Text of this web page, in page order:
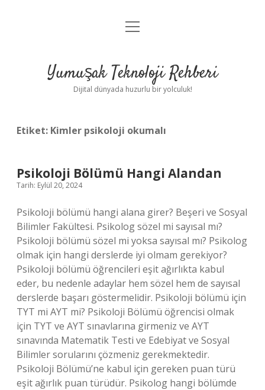
Anasayfa
Yasal Uyarı
menüyü
Yumuşak Teknoloji Rehberi
Dijital dünyada huzurlu bir yolculuk!
Etiket: Kimler psikoloji okumalı
Psikoloji Bölümü Hangi Alandan
Tarih: Eylül 20, 2024
Psikoloji bölümü hangi alana girer? Beşeri ve Sosyal
Bilimler Fakültesi. Psikolog sözel mi sayısal mı?
Psikoloji bölümü sözel mi yoksa sayısal mı? Psikolog
olmak için hangi derslerde iyi olmam gerekiyor?
Psikoloji bölümü öğrencileri eşit ağırlıkta kabul
eder, bu nedenle adaylar hem sözel hem de sayısal
derslerde başarı göstermelidir. Psikoloji bölümü için
TYT mi AYT mi? Psikoloji Bölümü öğrencisi olmak
için TYT ve AYT sınavlarına girmeniz ve AYT
sınavında Matematik Testi ve Edebiyat ve Sosyal
Bilimler sorularını çözmeniz gerekmektedir.
Psikoloji Bölümü’ne kabul için gereken puan türü
eşit ağırlık puan türüdür. Psikolog hangi bölümde